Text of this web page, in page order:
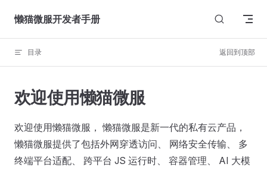
Skip to content
懒猫微服开发者手册
目录 返回到顶部
欢迎使用懒猫微服
欢迎使用懒猫微服， 懒猫微服是新一代的私有云产品，
懒猫微服提供了包括外网穿透访问、 网络安全传输、 多
终端平台适配、 跨平台 JS 运行时、 容器管理、 AI 大模